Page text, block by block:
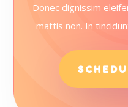
Donec dignissim
mattis non. In